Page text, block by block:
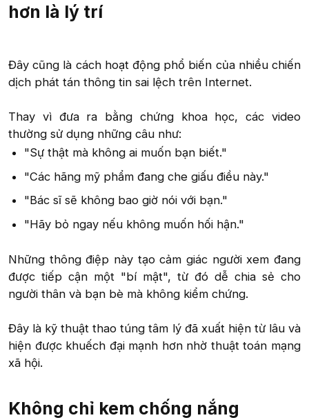
hơn là lý trí​
Đây cũng là cách hoạt động phổ biến của nhiều chiến
dịch phát tán thông tin sai lệch trên Internet.
Thay vì đưa ra bằng chứng khoa học, các video
thường sử dụng những câu như:​
"Sự thật mà không ai muốn bạn biết."​
"Các hãng mỹ phẩm đang che giấu điều này."​
"Bác sĩ sẽ không bao giờ nói với bạn."​
"Hãy bỏ ngay nếu không muốn hối hận."​
Những thông điệp này tạo cảm giác người xem đang
được tiếp cận một "bí mật", từ đó dễ chia sẻ cho
người thân và bạn bè mà không kiểm chứng.
Đây là kỹ thuật thao túng tâm lý đã xuất hiện từ lâu và
hiện được khuếch đại mạnh hơn nhờ thuật toán mạng
xã hội.​
Không chỉ kem chống nắng​